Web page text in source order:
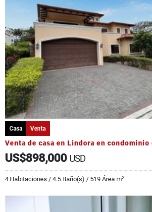
Casa Venta
Venta de casa en Lindora en
US$898,000 USD
4 Habitaciones / 4.5 Baño(s) / 519 Área m2